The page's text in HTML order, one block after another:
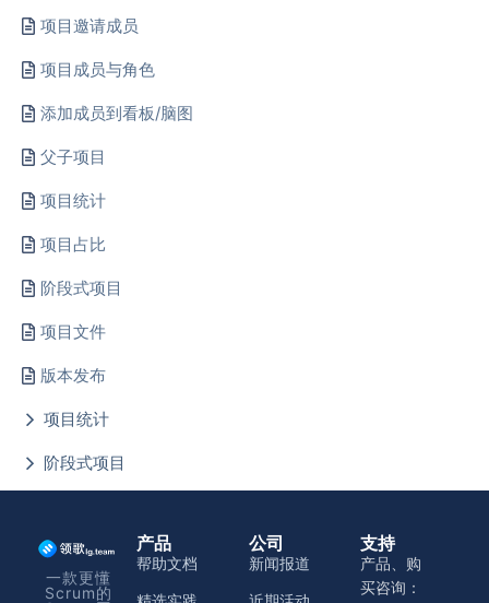
项目邀请成员
项目成员与角色
添加成员到看板/脑图
父子项目
项目统计
项目占比
阶段式项目
项目文件
版本发布
项目统计
阶段式项目
一款更懂
Scrum的
产品
帮助文档
公司
新闻报道
支持
产品、购
买咨询：